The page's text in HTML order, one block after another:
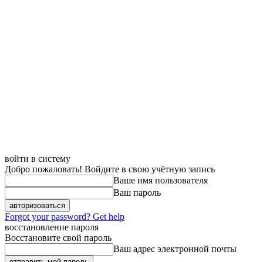
войти в систему
Добро пожаловать! Войдите в свою учётную запись
Ваше имя пользователя
Ваш пароль
Forgot your password? Get help
восстановление пароля
Восстановите свой пароль
Ваш адрес электронной почты